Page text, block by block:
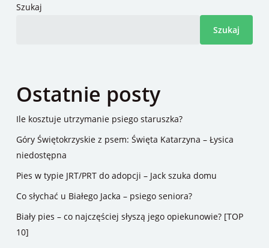
Szukaj
Szukaj
Ostatnie posty
Ile kosztuje utrzymanie psiego staruszka?
Góry Świętokrzyskie z psem: Święta Katarzyna – Łysica
niedostępna
Pies w typie JRT/PRT do adopcji – Jack szuka domu
Co słychać u Białego Jacka – psiego seniora?
Biały pies – co najczęściej słyszą jego opiekunowie? [TOP
10]